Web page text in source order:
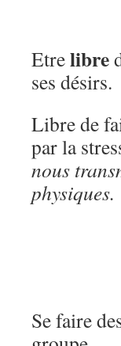
Etrelibre
ses désirs.
Libre de
par la
nous
physiques.
Se faire